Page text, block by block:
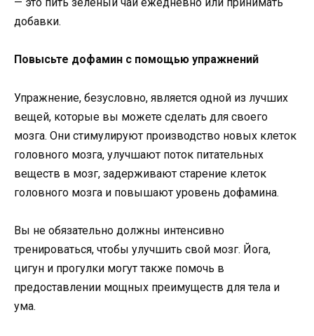
добавки.
Повысьте дофамин с помощью упражнений
Упражнение, безусловно, является одной из лучших
вещей, которые вы можете сделать для своего
мозга. Они стимулируют производство новых клеток
головного мозга, улучшают поток питательных
веществ в мозг, задерживают старение клеток
головного мозга и повышают уровень дофамина.
Вы не обязательно должны интенсивно
тренироваться, чтобы улучшить свой мозг. Йога,
цигун и прогулки могут также помочь в
предоставлении мощных преимуществ для тела и
ума.